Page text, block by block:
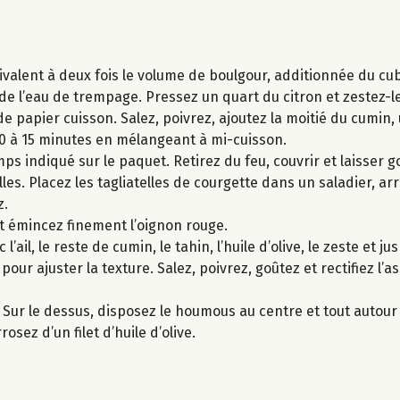
à deux fois le volume de boulgour, additionnée du
l’eau de trempage. Pressez un quart du citron et zestez-
papier cuisson. Salez, poivrez, ajoutez la moitié du cumin,
15 minutes en mélangeant à mi-cuisson.
indiqué sur le paquet. Retirez du feu, couvrir et laisser
Placez les tagliatelles de courgette dans un saladier,
finement l’oignon rouge.
le reste de cumin, le tahin, l’huile d’olive, le zeste et
ajuster la texture. Salez, poivrez, goûtez et rectifiez
le dessus, disposez le houmous au centre et tout
d’un filet d’huile d’olive.